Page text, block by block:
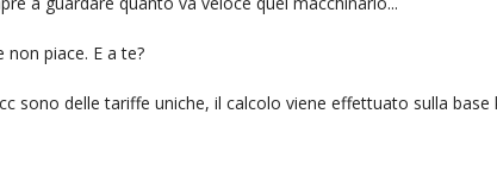
piace. E a te?
sono delle tariffe uniche, il calcolo viene effettuato sulla base